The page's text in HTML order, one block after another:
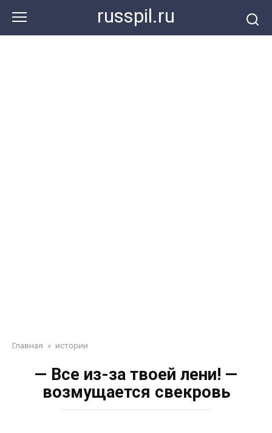
контенту
russpil.ru
Главная » истории
— Все из-за твоей лени! —
возмущается свекровь